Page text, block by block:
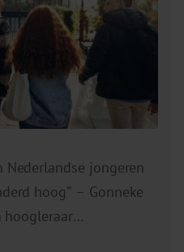
Nederlandse jongeren
hoog” – Gonneke
hoogleraar